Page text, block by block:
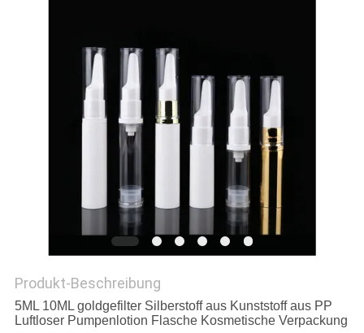
SITEMAP
PRIVACY
Produkt-Beschreibung
5ML 10ML goldgefilter Silberstoff aus Kunststoff aus PP
Luftloser Pumpenlotion Flasche Kosmetische Verpackung